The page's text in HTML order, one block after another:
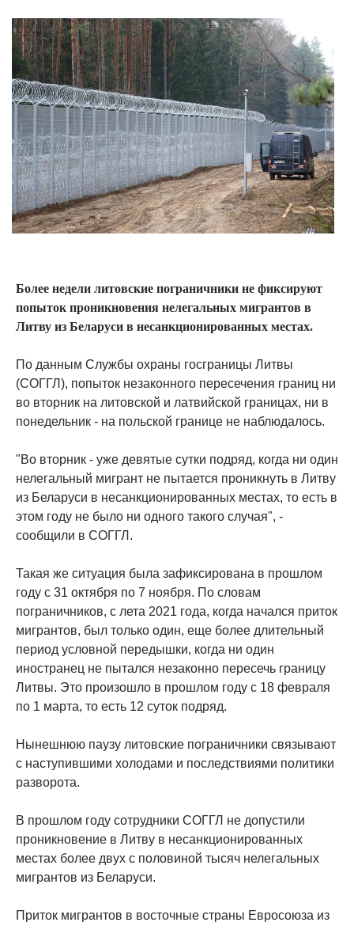
Более недели литовские пограничники не фиксируют
попыток проникновения нелегальных мигрантов в
Литву из Беларуси в несанкционированных местах.
По данным Службы охраны госграницы Литвы
(СОГГЛ), попыток незаконного пересечения границ ни
во вторник на литовской и латвийской границах, ни в
понедельник - на польской границе не наблюдалось.
"Во вторник - уже девятые сутки подряд, когда ни один
нелегальный мигрант не пытается проникнуть в Литву
из Беларуси в несанкционированных местах, то есть в
этом году не было ни одного такого случая", -
сообщили в СОГГЛ.
Такая же ситуация была зафиксирована в прошлом
году с 31 октября по 7 ноября. По словам
пограничников, с лета 2021 года, когда начался приток
мигрантов, был только один, еще более длительный
период условной передышки, когда ни один
иностранец не пытался незаконно пересечь границу
Литвы. Это произошло в прошлом году с 18 февраля
по 1 марта, то есть 12 суток подряд.
Нынешнюю паузу литовские пограничники связывают
с наступившими холодами и последствиями политики
разворота.
В прошлом году сотрудники СОГГЛ не допустили
проникновение в Литву в несанкционированных
местах более двух с половиной тысяч нелегальных
мигрантов из Беларуси.
Приток мигрантов в восточные страны Евросоюза из